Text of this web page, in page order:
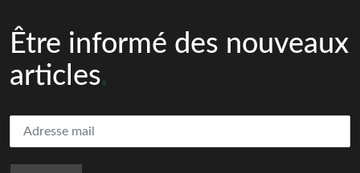
Être informé des nouveaux
articles